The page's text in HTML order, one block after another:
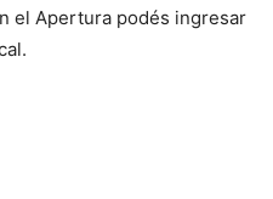
el Apertura podés ingresar